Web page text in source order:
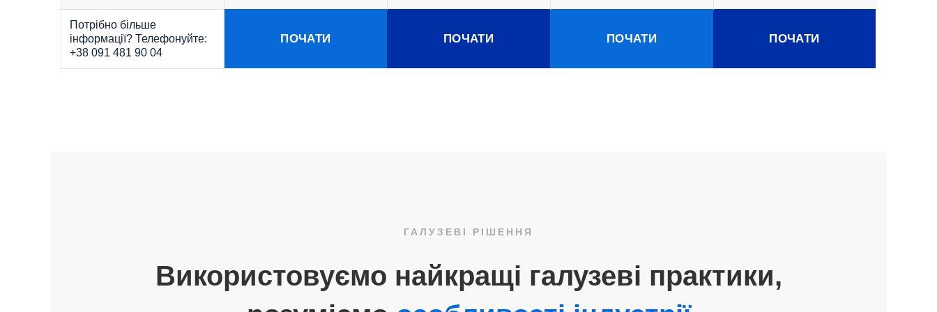
Потрібно більше
інформації? Телефонуйте:
+38 091 481 90 04
ПОЧАТИ ПОЧАТИ ПОЧАТИ ПОЧАТИ
ГАЛУЗЕВІ РІШЕННЯ
Використовуємо найкращі галузеві практики,